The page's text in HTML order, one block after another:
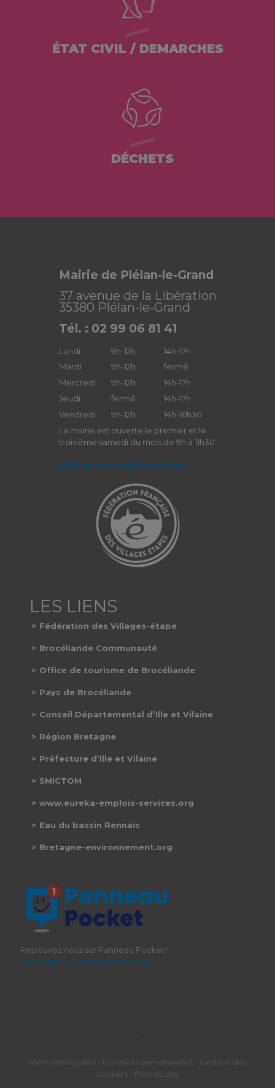
ÉTAT CIVIL / DEMARCHES
DÉCHETS
Mairie de Plélan-le-Grand
37 avenue de la Libération
35380 Plélan-le-Grand
Tél. : 02 99 06 81 41
Lundi 9h-12h
14h-17h
Mardi
9h-12h
fermé
Mercredi
9h-12h
14h-17h
Jeudi
fermé
14h-17h
Vendredi
9h-12h
14h-16h30
La mairie est ouverte le premier et le
troisième samedi du mois de 9h à 11h30
Politique de confidentialité
Fédération des Villages-étape
Brocéliande Communauté
Office de tourisme de Brocéliande
Pays de Brocéliande
Conseil Départemental d’Ille et Vilaine
Région Bretagne
Préfecture d’Ille et Vilaine
SMICTOM
www.eureka-emplois-services.org
Eau du bassin Rennais
Bretagne-environnement.org
Retrouvez nous sur Panneau Pocket !
https://app.panneaupocket.com/
Mentions légales - Données personnelles - Gestion des
cookies- Plan du site